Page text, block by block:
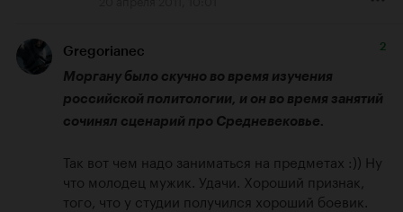
Gregorianec 2
Моргану было скучно во время изучения
российской политологии, и он во время занятий
сочинял сценарий про Средневековье.
Так вот чем надо заниматься на предметах :)) Ну
что молодец мужик. Удачи. Хороший признак,
того, что у студии получился хороший боевик.